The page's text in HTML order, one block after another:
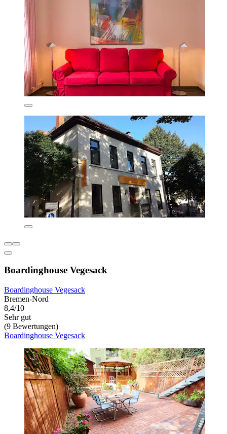
Boardinghouse Vegesack
Boardinghouse Vegesack
Bremen-Nord
8,4/10
Sehr gut
(9 Bewertungen)
Boardinghouse Vegesack